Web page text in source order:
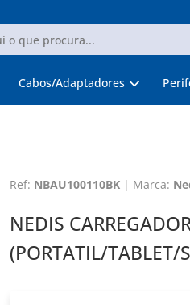
Cabos/Adaptadores
Ref: NBAU100110BK| Marca:
NEDIS
(PORTATIL/